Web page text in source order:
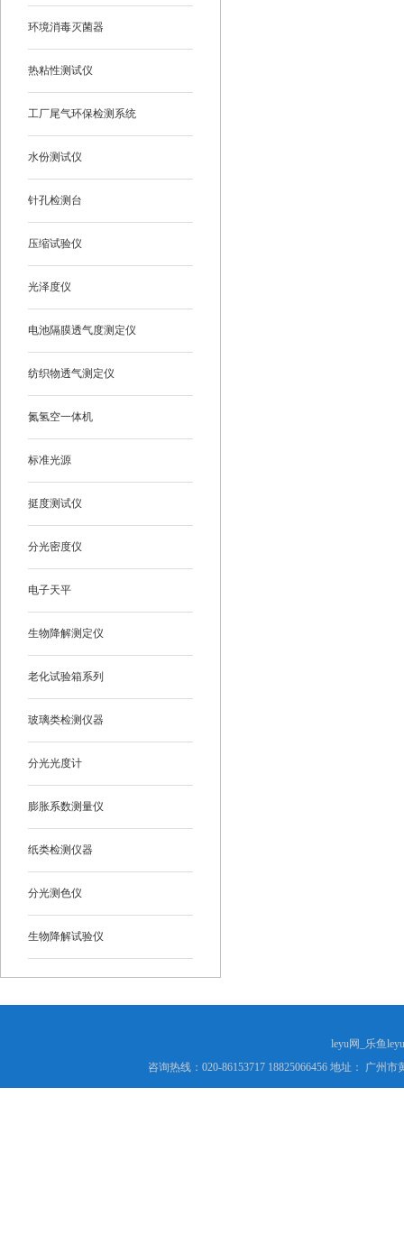
环境消毒灭菌器
热粘性测试仪
工厂尾气环保检测系统
水份测试仪
针孔检测台
压缩试验仪
光泽度仪
电池隔膜透气度测定仪
纺织物透气测定仪
氮氢空一体机
标准光源
挺度测试仪
分光密度仪
电子天平
生物降解测定仪
老化试验箱系列
玻璃类检测仪器
分光光度计
膨胀系数测量仪
纸类检测仪器
分光测色仪
生物降解试验仪
leyu网_乐鱼
咨询热线：020-86153717 18825066456 地址： 广州